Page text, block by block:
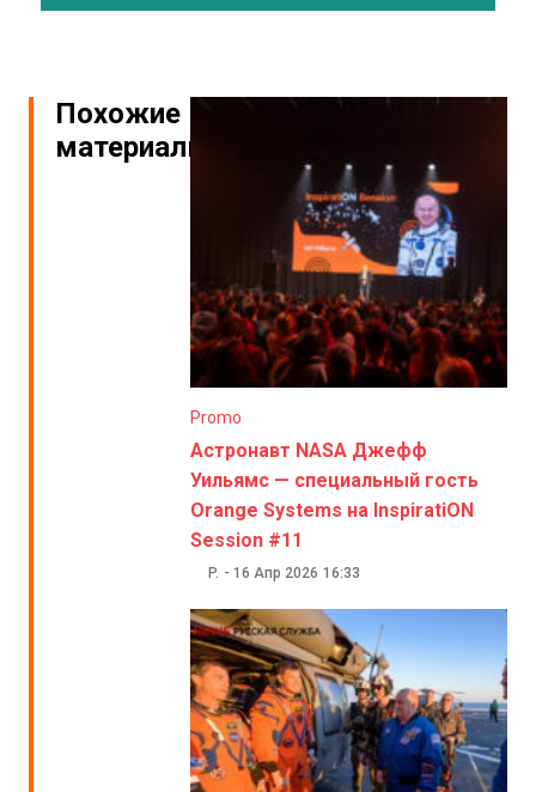
Похожие
материалы
Promo
Астронавт NASA Джефф
Уильямс — специальный гость
Orange Systems на InspiratiON
Session #11
P. - 16 Апр 2026 16:33